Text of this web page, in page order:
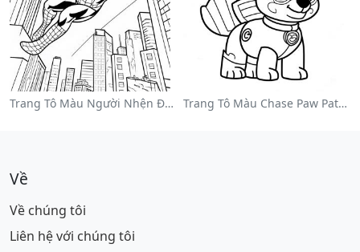
Trang Tô Màu Người Nhện Đu Đưa Qua Thành Phố Trang Tô Màu Chase Paw Patrol
Về
Về chúng tôi
Liên hệ với chúng tôi